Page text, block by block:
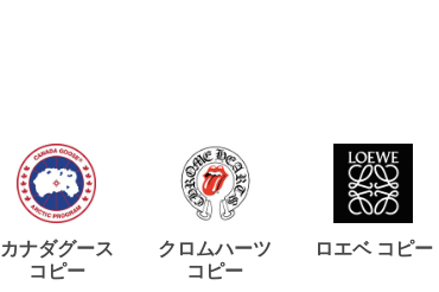
カナダグース
コピー
クロムハーツ
コピー
ロエベ コピー